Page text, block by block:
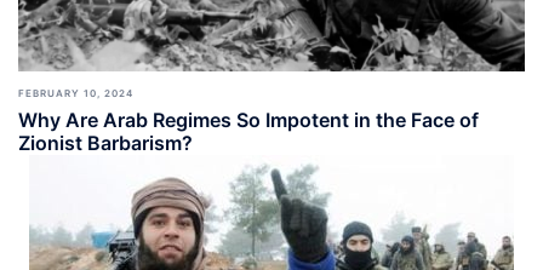
FEBRUARY 10, 2024
Why Are Arab Regimes So Impotent in the Face of
Zionist Barbarism?